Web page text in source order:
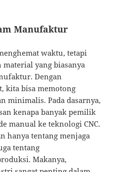
Manufaktur
waktu, tetapi
yang biasanya
Dengan
kita bisa memotong
minimalis. Pada dasarnya,
kenapa banyak pemilik
manual ke teknologi CNC.
hanya tentang menjaga
tentang
Makanya,